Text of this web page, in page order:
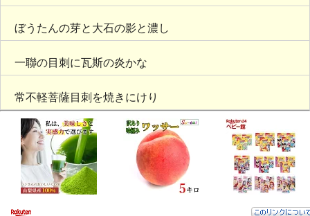
ぼうたんの芽と大石の影と濃し
一聯の目刺に瓦斯の炎かな
常不軽菩薩目刺を焼きにけり